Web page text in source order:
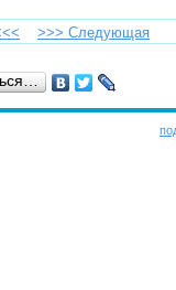
>>> Cледующая